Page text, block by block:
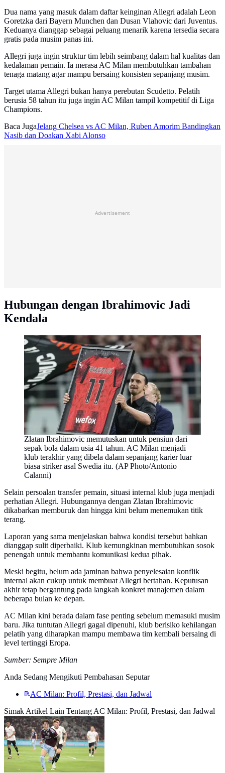
Dua nama yang masuk dalam daftar keinginan Allegri adalah Leon
Goretzka dari Bayern Munchen dan Dusan Vlahovic dari Juventus.
Keduanya dianggap sebagai peluang menarik karena tersedia secara
gratis pada musim panas ini.
Allegri juga ingin struktur tim lebih seimbang dalam hal kualitas dan
kedalaman pemain. Ia merasa AC Milan membutuhkan tambahan
tenaga matang agar mampu bersaing konsisten sepanjang musim.
Target utama Allegri bukan hanya perebutan Scudetto. Pelatih
berusia 58 tahun itu juga ingin AC Milan tampil kompetitif di Liga
Champions.
Baca JugaJelang Chelsea vs AC Milan, Ruben Amorim Bandingkan
Nasib dan Doakan Xabi Alonso
Advertisement
Hubungan dengan Ibrahimovic Jadi
Kendala
Zlatan Ibrahimovic memutuskan untuk pensiun dari
sepak bola dalam usia 41 tahun. AC Milan menjadi
klub terakhir yang dibela dalam sepanjang karier luar
biasa striker asal Swedia itu. (AP Photo/Antonio
Calanni)
Selain persoalan transfer pemain, situasi internal klub juga menjadi
perhatian Allegri. Hubungannya dengan Zlatan Ibrahimovic
dikabarkan memburuk dan hingga kini belum menemukan titik
terang.
Laporan yang sama menjelaskan bahwa kondisi tersebut bahkan
dianggap sulit diperbaiki. Klub kemungkinan membutuhkan sosok
penengah untuk membantu komunikasi kedua pihak.
Meski begitu, belum ada jaminan bahwa penyelesaian konflik
internal akan cukup untuk membuat Allegri bertahan. Keputusan
akhir tetap bergantung pada langkah konkret manajemen dalam
beberapa bulan ke depan.
AC Milan kini berada dalam fase penting sebelum memasuki musim
baru. Jika tuntutan Allegri gagal dipenuhi, klub berisiko kehilangan
pelatih yang diharapkan mampu membawa tim kembali bersaing di
level tertinggi Eropa.
Sumber: Sempre Milan
Anda Sedang Mengikuti Pembahasan Seputar
AC Milan: Profil, Prestasi, dan Jadwal
Simak Artikel Lain Tentang AC Milan: Profil, Prestasi, dan Jadwal